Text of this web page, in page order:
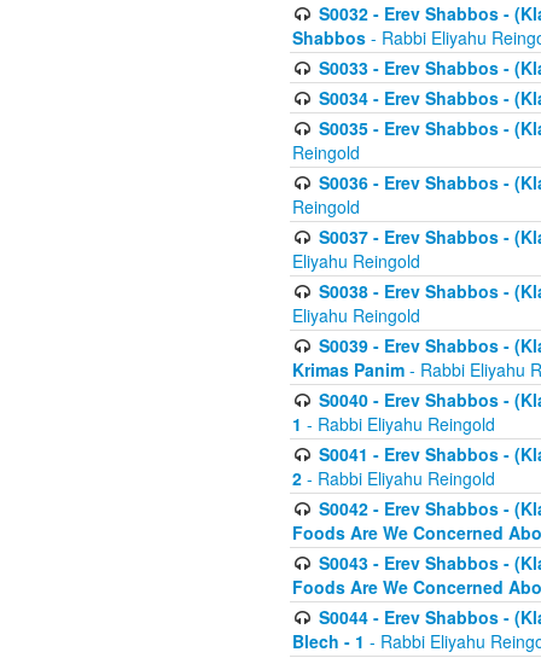
S0032 - Erev Shabbos -
Shabbos - Rabbi Eliyahu
S0033 - Erev Shabbos -
S0034 - Erev Shabbos -
S0035 - Erev Shabbos -
Reingold
S0036 - Erev Shabbos -
Reingold
S0037 - Erev Shabbos -
Eliyahu Reingold
S0038 - Erev Shabbos -
Eliyahu Reingold
S0039 - Erev Shabbos -
Krimas Panim - Rabbi Eliyahu
S0040 - Erev Shabbos -
1 - Rabbi Eliyahu Reingold
S0041 - Erev Shabbos -
2 - Rabbi Eliyahu Reingold
S0042 - Erev Shabbos -
Foods Are We Concerned
S0043 - Erev Shabbos -
Foods Are We Concerned
S0044 - Erev Shabbos -
Blech - 1 - Rabbi Eliyahu